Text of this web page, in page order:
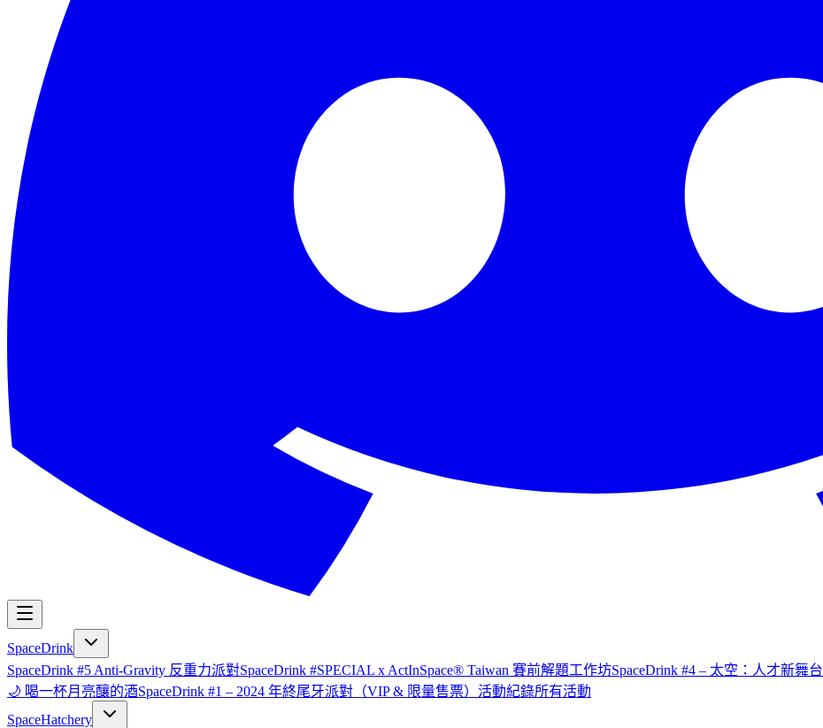
SpaceDrink
SpaceDrink #5 Anti-Gravity 反重力派對SpaceDrink #SPECIAL x ActInSpace® Taiwan 賽前解題工作坊SpaceDrink #4 – 太空：人才新舞台
🌙 喝一杯月亮釀的酒SpaceDrink #1 – 2024 年終尾牙派對（VIP & 限量售票） 活動紀錄所有活動
SpaceHatchery